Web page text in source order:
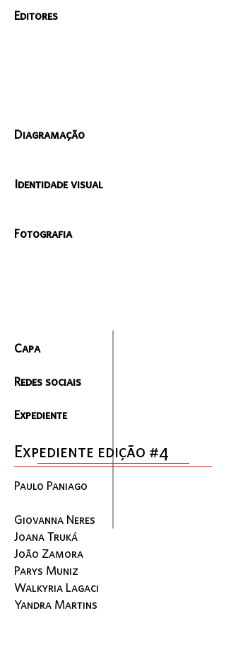
Editores
Diagramação
Identidade visual
Fotografia
Capa
Redes sociais
Expediente
Expediente edição #4
Paulo Paniago
Giovanna Neres
Joana Truká
João Zamora
Parys Muniz
Walkyria Lagaci
Yandra Martins